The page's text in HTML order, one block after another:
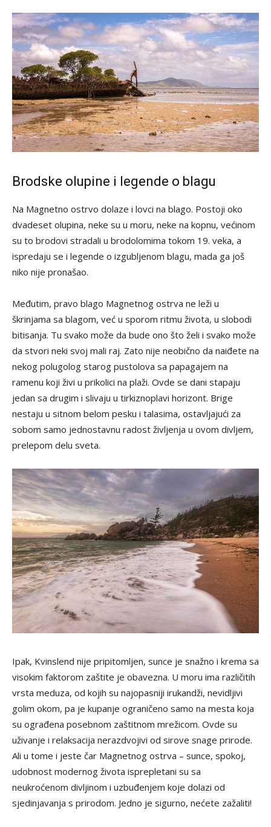
Brodske olupine i legende o blagu
Na Magnetno ostrvo dolaze i lovci na blago. Postoji oko
dvadeset olupina, neke su u moru, neke na kopnu, većinom
su to brodovi stradali u brodolomima tokom 19. veka, a
ispredaju se i legende o izgubljenom blagu, mada ga još
niko nije pronašao.
Međutim, pravo blago Magnetnog ostrva ne leži u
škrinjama sa blagom, već u sporom ritmu života, u slobodi
bitisanja. Tu svako može da bude ono što želi i svako može
da stvori neki svoj mali raj. Zato nije neobično da naiđete na
nekog polugolog starog pustolova sa papagajem na
ramenu koji živi u prikolici na plaži. Ovde se dani stapaju
jedan sa drugim i slivaju u tirkiznoplavi horizont. Brige
nestaju u sitnom belom pesku i talasima, ostavljajući za
sobom samo jednostavnu radost življenja u ovom divljem,
prelepom delu sveta.
Ipak, Kvinslend nije pripitomljen, sunce je snažno i krema sa
visokim faktorom zaštite je obavezna. U moru ima različitih
vrsta meduza, od kojih su najopasniji irukandži, nevidljivi
golim okom, pa je kupanje ograničeno samo na mesta koja
su ograđena posebnom zaštitnom mrežicom. Ovde su
uživanje i relaksacija nerazdvojivi od sirove snage prirode.
Ali u tome i jeste čar Magnetnog ostrva – sunce, spokoj,
udobnost modernog života isprepletani su sa
neukroćenom divljinom i uzbuđenjem koje dolazi od
sjedinjavanja s prirodom. Jedno je sigurno, nećete zažaliti!